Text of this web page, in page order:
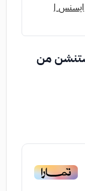
ايسنس |
من